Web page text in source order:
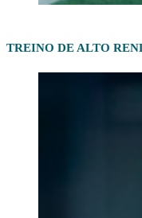
TREINO DE ALTO